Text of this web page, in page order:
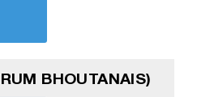
BHOUTANAIS)